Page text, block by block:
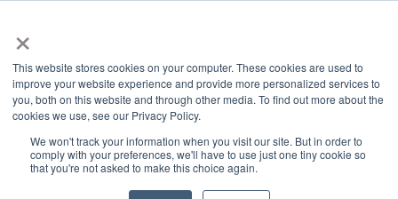
×
This website stores cookies on your computer. These cookies are used to
improve your website experience and provide more personalized services to
you, both on this website and through other media. To find out more about the
cookies we use, see our Privacy Policy.
We won't track your information when you visit our site. But in order to
comply with your preferences, we'll have to use just one tiny cookie so
that you're not asked to make this choice again.
GRANITE RIVER LABS BLOG